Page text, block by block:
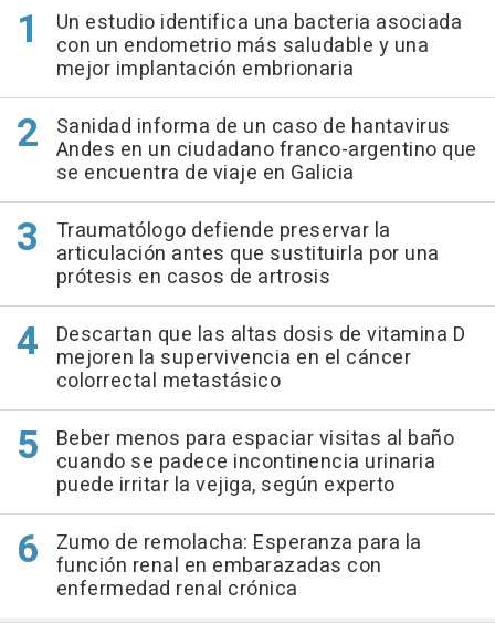
Un estudio identifica una bacteria asociada
con un endometrio más saludable y una
mejor implantación embrionaria
Sanidad informa de un caso de hantavirus
Andes en un ciudadano franco-argentino que
se encuentra de viaje en Galicia
Traumatólogo defiende preservar la
articulación antes que sustituirla por una
prótesis en casos de artrosis
Descartan que las altas dosis de vitamina D
mejoren la supervivencia en el cáncer
colorrectal metastásico
Beber menos para espaciar visitas al baño
cuando se padece incontinencia urinaria
puede irritar la vejiga, según experto
Zumo de remolacha: Esperanza para la
función renal en embarazadas con
enfermedad renal crónica